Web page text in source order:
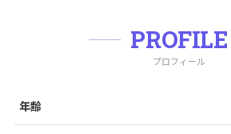
PROFILE
プロフィール
年齢